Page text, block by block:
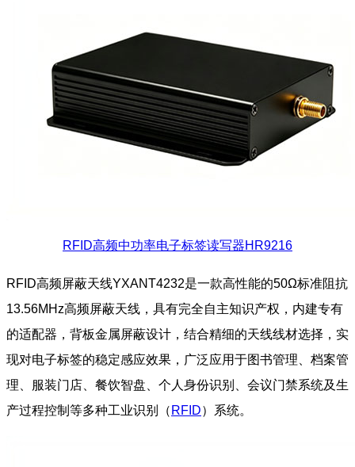
RFID高频中功率电子标签读写器HR9216
RFID高频屏蔽天线YXANT4232是一款高性能的50Ω标准阻抗
13.56MHz高频屏蔽天线，具有完全自主知识产权，内建专有
的适配器，背板金属屏蔽设计，结合精细的天线线材选择，实
现对电子标签的稳定感应效果，广泛应用于图书管理、档案管
理、服装门店、餐饮智盘、个人身份识别、会议门禁系统及生
产过程控制等多种工业识别（ RFID）系统。